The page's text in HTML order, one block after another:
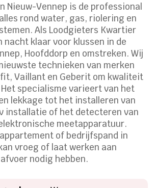
Nieuw-Vennep is de professional
rond water, gas, riolering en
Als Loodgieters Kwartier
nacht klaar voor klussen in de
Hoofddorp en omstreken. Wij
technieken van merken
Vaillant en Geberit om kwaliteit
specialisme varieert van het
lekkage tot het installeren van
installatie of het detecteren van
meetapparatuur.
of bedrijfspand in
vroeg of laat werken aan
nodig hebben.